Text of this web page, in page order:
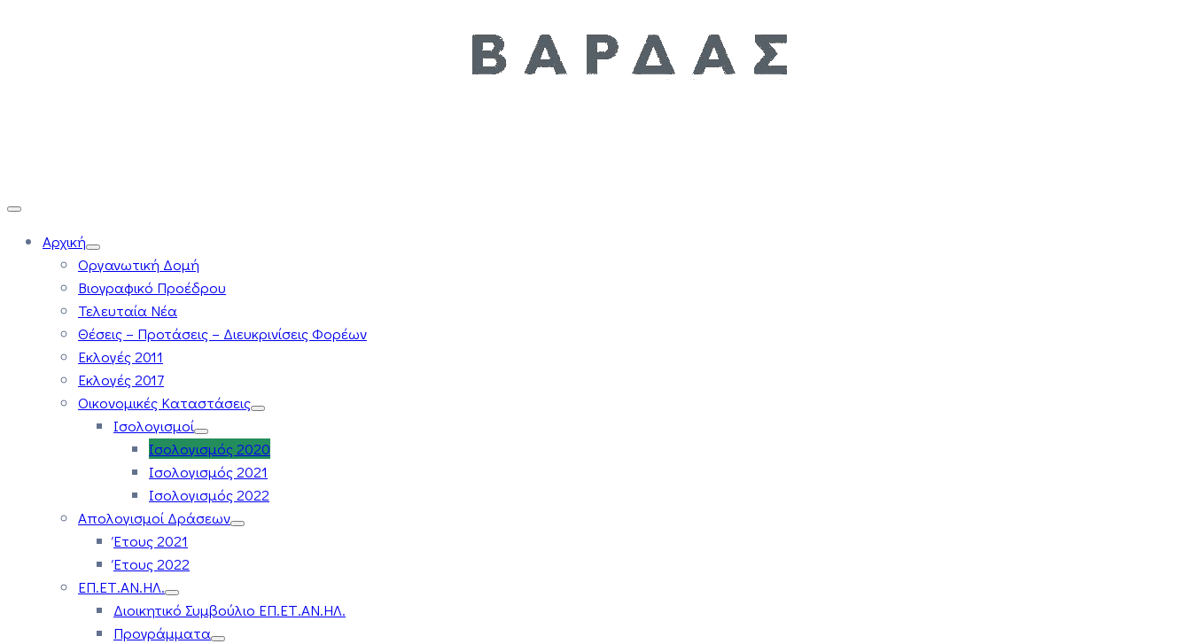
Αρχική
Οργανωτική Δομή
Βιογραφικό Προέδρου
Τελευταία Νέα
Θέσεις – Προτάσεις – Διευκρινίσεις Φορέων
Εκλογές 2011
Εκλογές 2017
Οικονομικές Καταστάσεις
Ισολογισμοί
Ισολογισμός 2020
Ισολογισμός 2021
Ισολογισμός 2022
Απολογισμοί Δράσεων
Έτους 2021
Έτους 2022
ΕΠ.ΕΤ.ΑΝ.ΗΛ.
Διοικητικό Συμβούλιο ΕΠ.ΕΤ.ΑΝ.ΗΛ.
Προγράμματα